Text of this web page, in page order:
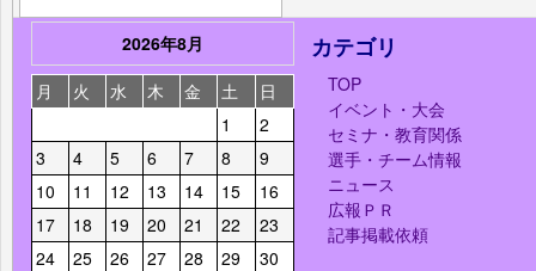
2026年8月
月
火 水 木 金 土
日
1
2
3
4 5 6 7 8
9
10
11 12 13 14 15
16
17
18 19 20 21 22
23
24
25 26 27 28 29
30
カテゴリ
TOP
イベント・大会
セミナ・教育関係
選手・チーム情報
ニュース
広報ＰＲ
記事掲載依頼